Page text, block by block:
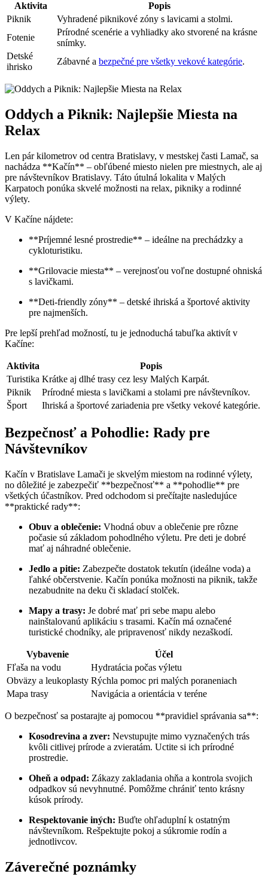
Aktivita
Popis
Piknik
Vyhradené piknikové zóny s lavicami a stolmi.
Fotenie
Prírodné scenérie a vyhliadky ako stvorené na krásne
snímky.
Detské
ihrisko
Zábavné a bezpečné pre všetky vekové kategórie.
Oddych a Piknik: Najlepšie Miesta na
Relax
Len pár kilometrov od centra Bratislavy, v mestskej časti Lamač, sa
nachádza **Kačín** – obľúbené miesto nielen pre miestnych, ale aj
pre návštevníkov Bratislavy. Táto útulná lokalita v Malých
Karpatoch ponúka skvelé možnosti na relax, pikniky a rodinné
výlety.
V Kačíne nájdete:
**Príjemné lesné prostredie** – ideálne na prechádzky a
cykloturistiku.
**Grilovacie miesta** – verejnosťou voľne dostupné ohniská
s lavičkami.
**Deti-friendly zóny** – detské ihriská a športové aktivity
pre najmenších.
Pre lepší prehľad možností, tu je jednoduchá tabuľka aktivít v
Kačíne:
Aktivita
Popis
Turistika Krátke aj dlhé trasy cez lesy Malých Karpát.
Piknik
Prírodné miesta s lavičkami a stolami pre návštevníkov.
Šport
Ihriská a športové zariadenia pre všetky vekové kategórie.
Bezpečnosť a Pohodlie: Rady pre
Návštevníkov
Kačín v Bratislave Lamači je skvelým miestom na rodinné výlety,
no dôležité je zabezpečiť **bezpečnosť** a **pohodlie** pre
všetkých účastníkov. Pred odchodom si prečítajte nasledujúce
**praktické rady**:
Obuv a oblečenie: Vhodná obuv a oblečenie pre rôzne
počasie sú základom pohodlného výletu. Pre deti je dobré
mať aj náhradné oblečenie.
Jedlo a pitie: Zabezpečte dostatok tekutín (ideálne voda) a
ľahké občerstvenie. Kačín ponúka možnosti na piknik, takže
nezabudnite na deku či skladací stolček.
Mapy a trasy: Je dobré mať pri sebe mapu alebo
nainštalovanú aplikáciu s trasami. Kačín má označené
turistické chodníky, ale pripravenosť nikdy nezaškodí.
Vybavenie
Účel
Fľaša na vodu
Hydratácia počas výletu
Obväzy a leukoplasty Rýchla pomoc pri malých poraneniach
Mapa trasy
Navigácia a orientácia v teréne
O bezpečnosť sa postarajte aj pomocou **pravidiel správania sa**:
Kosodrevina a zver: Nevstupujte mimo vyznačených trás
kvôli citlivej prírode a zvieratám. Uctite si ich prírodné
prostredie.
Oheň a odpad: Zákazy zakladania ohňa a kontrola svojich
odpadkov sú nevyhnutné. Pomôžme chrániť tento krásny
kúsok prírody.
Respektovanie iných: Buďte ohľaduplní k ostatným
návštevníkom. Rešpektujte pokoj a súkromie rodín a
jednotlivcov.
Záverečné poznámky